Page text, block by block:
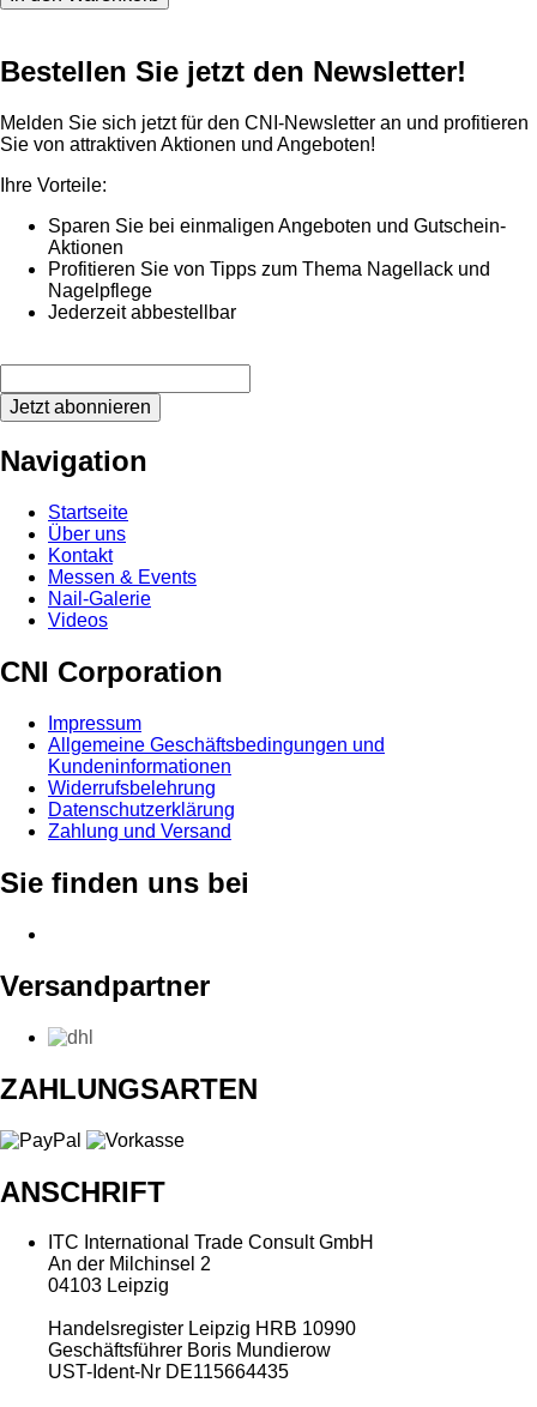
Bestellen Sie jetzt den Newsletter!
Melden Sie sich jetzt für den CNI-Newsletter an und profitieren
Sie von attraktiven Aktionen und Angeboten!
Ihre Vorteile:
Sparen Sie bei einmaligen Angeboten und Gutschein-
Aktionen
Profitieren Sie von Tipps zum Thema Nagellack und
Nagelpflege
Jederzeit abbestellbar
Jetzt abonnieren
Navigation
Startseite
Über uns
Kontakt
Messen & Events
Nail-Galerie
Videos
CNI Corporation
Impressum
Allgemeine Geschäftsbedingungen und
Kundeninformationen
Widerrufsbelehrung
Datenschutzerklärung
Zahlung und Versand
Sie finden uns bei
Versandpartner
ZAHLUNGSARTEN
ANSCHRIFT
ITC International Trade Consult GmbH
An der Milchinsel 2
04103 Leipzig
Handelsregister Leipzig HRB 10990
Geschäftsführer Boris Mundierow
UST-Ident-Nr DE115664435